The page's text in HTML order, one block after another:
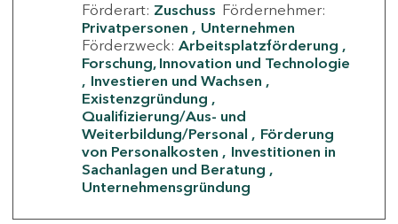
Förderart: Zuschuss Fördernehmer:
Privatpersonen
Unternehmen
Förderzweck: Arbeitsplatzförderung
Forschung, Innovation und Technologie
Investieren und Wachsen
Existenzgründung
Qualifizierung/Aus- und
Weiterbildung/Personal
Förderung
von Personalkosten
Investitionen in
Sachanlagen und Beratung
Unternehmensgründung